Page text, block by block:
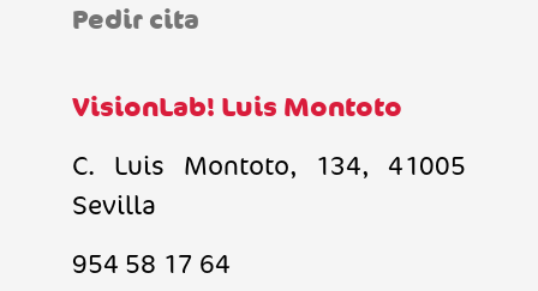
Pedir cita
VisionLab! Luis Montoto
C. Luis Montoto, 134, 41005
Sevilla
954 58 17 64